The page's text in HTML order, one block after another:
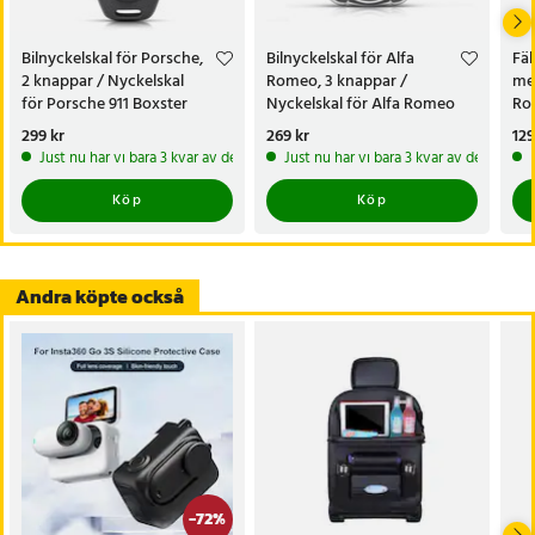
- Frekvens: 433 MHz FSK
- Nyckelblad: VA2-bilnyckel utan spår
- Chip: 4A-chip
- Material: Plast
- Knappdesign: Bekväm och välpassande
Artikelnummer:130974
Bilnyckelskal för Porsche,
2 knappar / Nyckelskal
för Porsche 911 Boxster
Pris:299 kr
299 kr
Just nu har vi bara 3 kvar av denna produkt
Köp
Bilnyckelskal för Alfa
Romeo, 3 knappar /
Nyckelskal för Alfa Romeo
156 159 Brera Spider
Pris:269 kr
269 kr
Just nu har vi bara 3 kvar av denna
Köp
Andra köpte också
-72%